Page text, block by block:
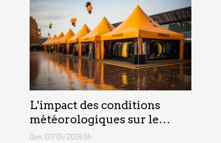
L'impact des conditions
météorologiques sur le
choix des tentes publicitaires
Dim. 07/01/2024 0h